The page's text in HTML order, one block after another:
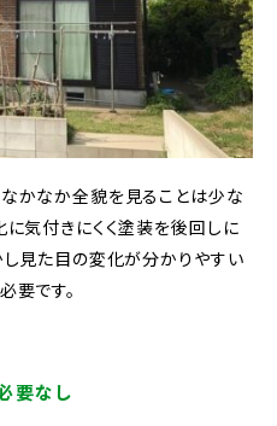
かなか全貌を見ることは少な
気付きにくく塗装を後回しに
し見た目の変化が分かりやすい
要です。
要なし